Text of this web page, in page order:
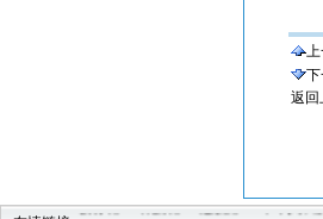
上
下
返回
中华人民